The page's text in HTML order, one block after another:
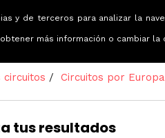
Viajes que
circuitos / Circuitos por Europa
tus resultados
y de terceros para analizar la
más información o cambiar la